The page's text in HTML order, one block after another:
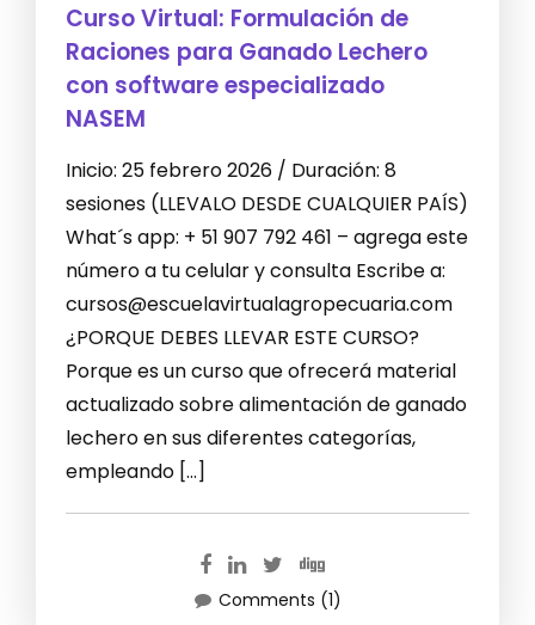
Curso Virtual: Formulación de
Raciones para Ganado Lechero
con software especializado
NASEM
Inicio: 25 febrero 2026 / Duración: 8
sesiones (LLEVALO DESDE CUALQUIER PAÍS)
What´s app: + 51 907 792 461 – agrega este
número a tu celular y consulta Escribe a:
cursos@escuelavirtualagropecuaria.com
¿PORQUE DEBES LLEVAR ESTE CURSO?
Porque es un curso que ofrecerá material
actualizado sobre alimentación de ganado
lechero en sus diferentes categorías,
empleando […]
Comments (1)